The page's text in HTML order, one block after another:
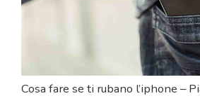
Cosa fare se ti rubano l’iphone –